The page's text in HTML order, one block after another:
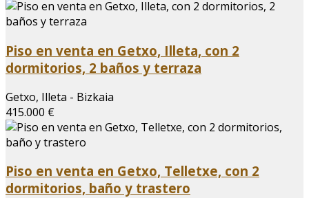
Piso en venta en Getxo, Illeta, con 2
dormitorios, 2 baños y terraza
Getxo, Illeta - Bizkaia
415.000 €
Piso en venta en Getxo, Telletxe, con 2
dormitorios, baño y trastero